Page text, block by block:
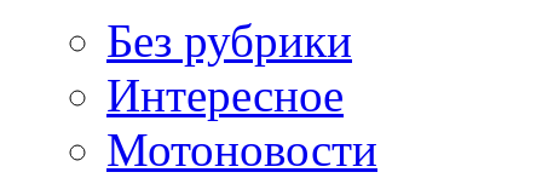
Без рубрики
Интересное
Мотоновости